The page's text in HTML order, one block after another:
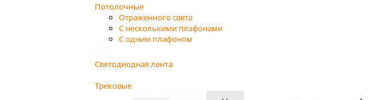
Потолочные
Отраженного света
С несколькими плафонами
С одним плафоном
Светодиодная лента
Трековые